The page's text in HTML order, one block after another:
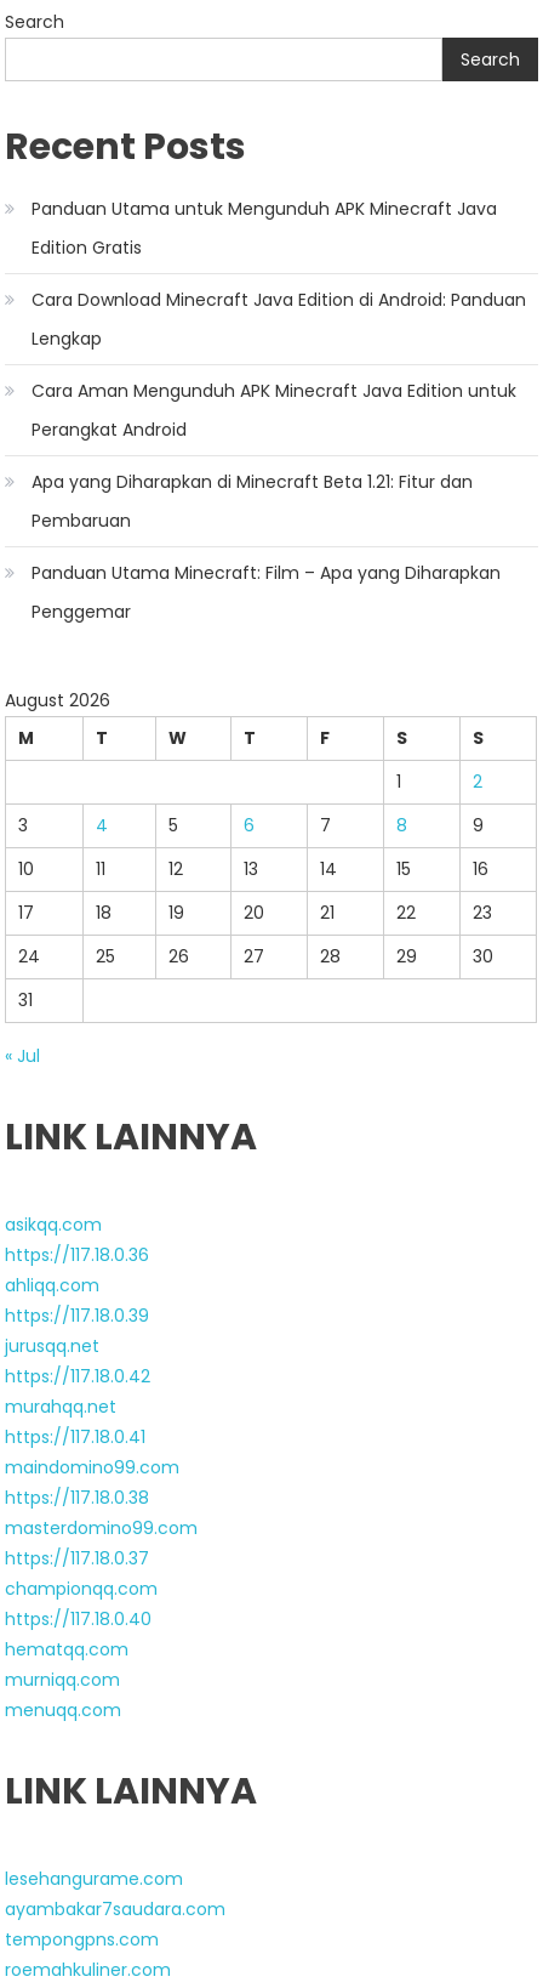
Search
Search
Recent Posts
Panduan Utama untuk Mengunduh APK Minecraft Java
Edition Gratis
Cara Download Minecraft Java Edition di Android: Panduan
Lengkap
Cara Aman Mengunduh APK Minecraft Java Edition untuk
Perangkat Android
Apa yang Diharapkan di Minecraft Beta 1.21: Fitur dan
Pembaruan
Panduan Utama Minecraft: Film – Apa yang Diharapkan
Penggemar
August 2026
M
T W T F S
S
1
2
3
4 5 6 7 8
9
10
11 12 13 14 15
16
17
18 19 20 21 22
23
24
25 26 27 28 29
30
31
« Jul
LINK LAINNYA
asikqq.com
https://117.18.0.36
ahliqq.com
https://117.18.0.39
jurusqq.net
https://117.18.0.42
murahqq.net
https://117.18.0.41
maindomino99.com
https://117.18.0.38
masterdomino99.com
https://117.18.0.37
championqq.com
https://117.18.0.40
hematqq.com
murniqq.com
menuqq.com
LINK LAINNYA
lesehangurame.com
ayambakar7saudara.com
tempongpns.com
roemahkuliner.com